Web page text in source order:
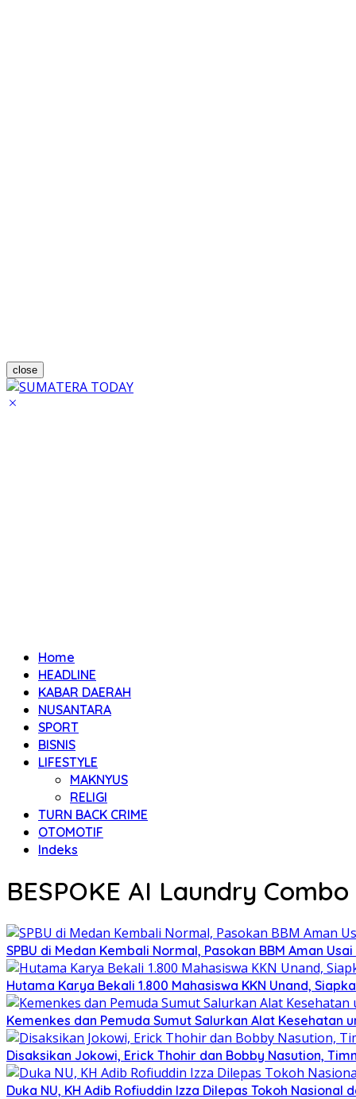
close
Home
HEADLINE
KABAR DAERAH
NUSANTARA
SPORT
BISNIS
LIFESTYLE
MAKNYUS
RELIGI
TURN BACK CRIME
OTOMOTIF
Indeks
BESPOKE AI Laundry Combo
SPBU di Medan Kembali Normal, Pasokan BBM Aman
Hutama Karya Bekali 1.800 Mahasiswa KKN Unand,
Kemenkes dan Pemuda Sumut Salurkan Alat Kesehatan
Disaksikan Jokowi, Erick Thohir dan Bobby Nasution,
Duka NU, KH Adib Rofiuddin Izza Dilepas Tokoh Nasional